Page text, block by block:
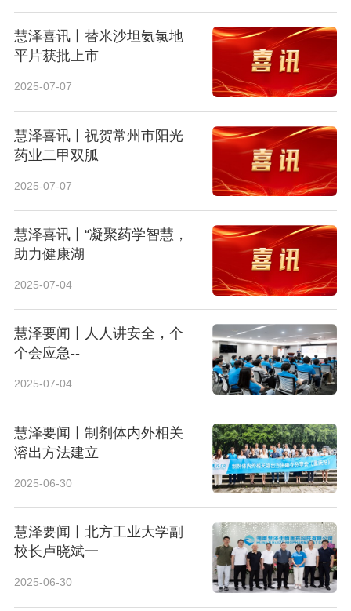
慧泽喜讯丨替米沙坦氨氯地
平片获批上市
2025-07-07
慧泽喜讯丨祝贺常州市阳光
药业二甲双胍
2025-07-07
慧泽喜讯丨“凝聚药学智慧，
助力健康湖
2025-07-04
慧泽要闻丨人人讲安全，个
个会应急--
2025-07-04
慧泽要闻丨制剂体内外相关
溶出方法建立
2025-06-30
慧泽要闻丨北方工业大学副
校长卢晓斌一
2025-06-30